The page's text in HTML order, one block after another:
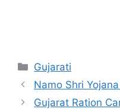
Categories
Gujarati
Namo Shri
Gujarat Ration